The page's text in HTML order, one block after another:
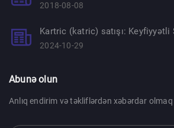
2018-08-08
Kartric (katric) satışı: Keyfiyyətli
2024-10-29
Abunə olun
Anlıq endirim və təkliflərdən xəbərdar